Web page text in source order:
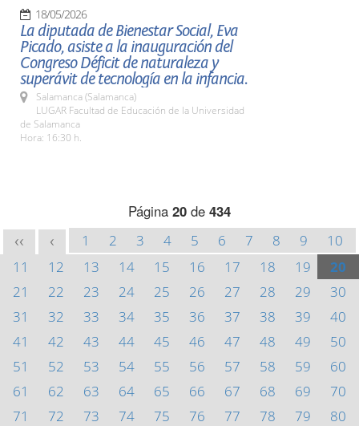
18/05/2026
La diputada de Bienestar Social, Eva
Picado, asiste a la inauguración del
Congreso Déficit de naturaleza y
superávit de tecnología en la infancia.
Salamanca (Salamanca)
LUGAR Facultad de Educación de la Universidad
de Salamanca
Hora: 16:30 h.
Página 20 de 434
<< < 1 2 3 4 5 6 7 8 9
10
11
12 13 14 15 16 17 18 19
20
21
22 23 24 25 26 27 28 29
30
31
32 33 34 35 36 37 38 39
40
41
42 43 44 45 46 47 48 49
50
51
52 53 54 55 56 57 58 59
60
61
62 63 64 65 66 67 68 69
70
71
72 73 74 75 76 77 78 79
80